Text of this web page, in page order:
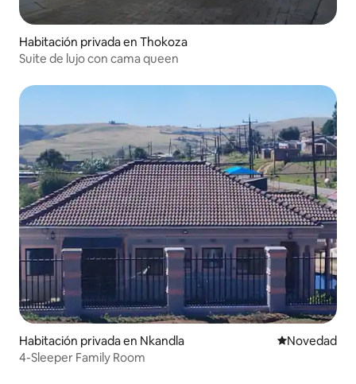
Habitación privada en Thokoza
Suite de lujo con cama queen
Habitación privada en Nkandla Lugar para
Novedad
4-Sleeper Family Room